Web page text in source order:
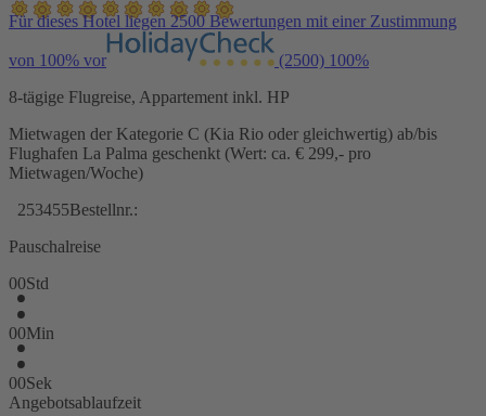
Für dieses Hotel liegen 2500 Bewertungen mit einer Zustimmung
von 100% vor (2500) 100%
8-tägige Flugreise, Appartement inkl. HP
Mietwagen der Kategorie C (Kia Rio oder gleichwertig) ab/bis
Flughafen La Palma geschenkt (Wert: ca. € 299,- pro
Mietwagen/Woche)
253455Bestellnr.:
Pauschalreise
00Std
00Min
00Sek
Angebotsablaufzeit